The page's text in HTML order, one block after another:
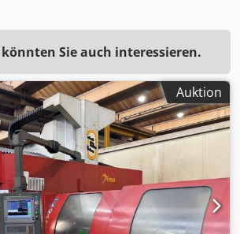
Sie auch interessieren.
Auktion